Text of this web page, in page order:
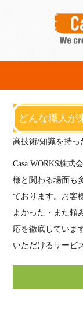
どんな職人が
高技術/知識を持っ
Casa WORKS株式
様と関わる場面も
ております。お客
よかった・また頼
応を徹底していま
いただけるサービ